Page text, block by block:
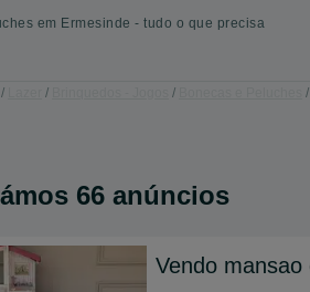
em Ermesinde - tudo o que precisa
66 anúncios
Vendo mansao